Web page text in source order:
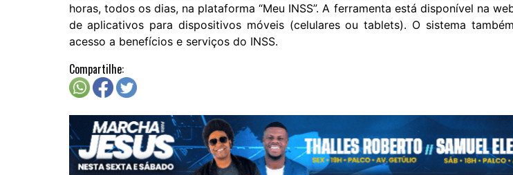
horas, todos os dias, na plataforma “Meu INSS”. A ferramenta está disponível na
de aplicativos para dispositivos móveis (celulares ou tablets). O sistema
acesso a benefícios e serviços do INSS.
Compartilhe: